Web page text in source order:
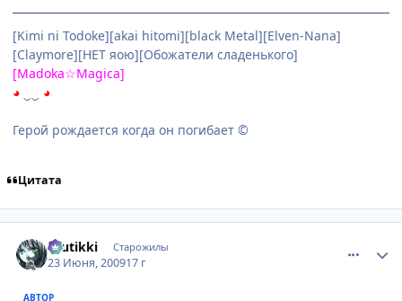
[Kimi ni Todoke][akai hitomi][black Metal][Elven-Nana]
[Claymore][НЕТ яою][Обожатели сладенького]
[Madoka☆Magica]
◕
◕
Герой рождается когда он погибает ©
Цитата
tuutikki Старожилы
23 Июня, 200917 г
АВТОР